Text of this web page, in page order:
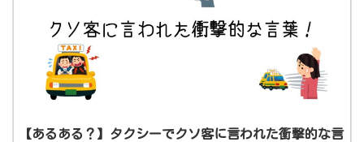
【あるある？】タクシーでクソ客に言われた衝撃的な言